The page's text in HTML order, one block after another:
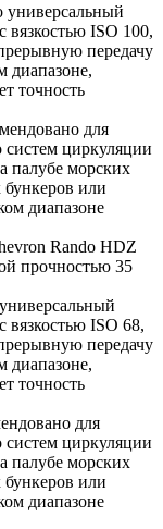
универсальный
ISO 100,
передачу
диапазоне,
точность
для
систем циркуляции
палубе морских
бункеров или
диапазоне
Rando HDZ
прочностью 35
ISO 68,
передачу
диапазоне,
точность
для
систем циркуляции
палубе морских
бункеров или
диапазоне